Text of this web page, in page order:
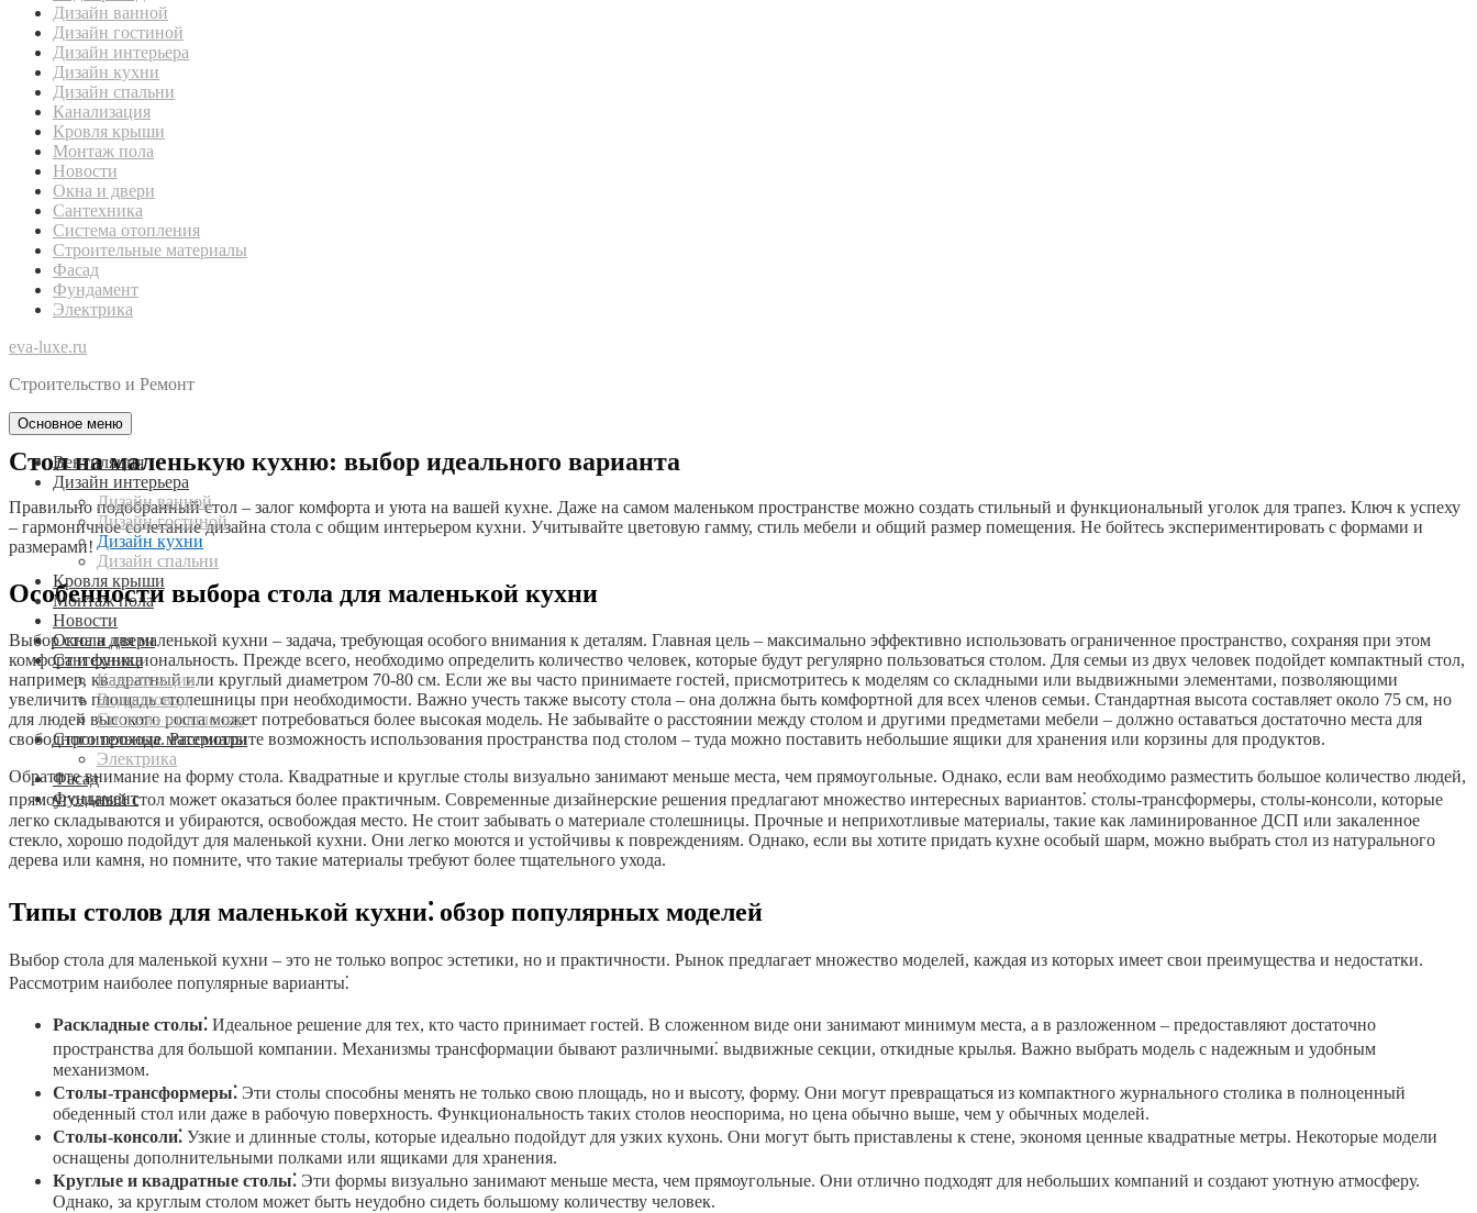
Дизайн ванной
Дизайн гостиной
Дизайн интерьера
Дизайн кухни
Дизайн спальни
Канализация
Кровля крыши
Монтаж пола
Новости
Окна и двери
Сантехника
Система отопления
Строительные материалы
Фасад
Фундамент
Электрика
eva-luxe.ru
Строительство и Ремонт
Основное меню
Вентиляция
Дизайн интерьера
Дизайн ванной
Дизайн гостиной
Дизайн кухни
Дизайн спальни
Кровля крыши
Монтаж пола
Новости
Окна и двери
Сантехника
Канализация
Водопровод
Система отопления
Строительные материалы
Электрика
Фасад
Фундамент
Стол на маленькую кухню: выбор идеального варианта
Правильно подобранный стол – залог комфорта и уюта на вашей кухне. Даже на самом маленьком пространстве можно создать стильный и функциональный уголок для трапез. Ключ к успеху
– гармоничное сочетание дизайна стола с общим интерьером кухни. Учитывайте цветовую гамму, стиль мебели и общий размер помещения. Не бойтесь экспериментировать с формами и
размерами!
Особенности выбора стола для маленькой кухни
Выбор стола для маленькой кухни – задача, требующая особого внимания к деталям. Главная цель – максимально эффективно использовать ограниченное пространство, сохраняя при этом
комфорт и функциональность. Прежде всего, необходимо определить количество человек, которые будут регулярно пользоваться столом. Для семьи из двух человек подойдет компактный стол,
например, квадратный или круглый диаметром 70-80 см. Если же вы часто принимаете гостей, присмотритесь к моделям со складными или выдвижными элементами, позволяющими
увеличить площадь столешницы при необходимости. Важно учесть также высоту стола – она должна быть комфортной для всех членов семьи. Стандартная высота составляет около 75 см, но
для людей высокого роста может потребоваться более высокая модель. Не забывайте о расстоянии между столом и другими предметами мебели – должно оставаться достаточно места для
свободного прохода. Рассмотрите возможность использования пространства под столом – туда можно поставить небольшие ящики для хранения или корзины для продуктов.
Обратите внимание на форму стола. Квадратные и круглые столы визуально занимают меньше места, чем прямоугольные. Однако, если вам необходимо разместить большое количество людей,
прямоугольный стол может оказаться более практичным. Современные дизайнерские решения предлагают множество интересных вариантов⁚ столы-трансформеры, столы-консоли, которые
легко складываются и убираются, освобождая место. Не стоит забывать о материале столешницы. Прочные и неприхотливые материалы, такие как ламинированное ДСП или закаленное
стекло, хорошо подойдут для маленькой кухни. Они легко моются и устойчивы к повреждениям. Однако, если вы хотите придать кухне особый шарм, можно выбрать стол из натурального
дерева или камня, но помните, что такие материалы требуют более тщательного ухода.
Типы столов для маленькой кухни⁚ обзор популярных моделей
Выбор стола для маленькой кухни – это не только вопрос эстетики, но и практичности. Рынок предлагает множество моделей, каждая из которых имеет свои преимущества и недостатки.
Рассмотрим наиболее популярные варианты⁚
Раскладные столы⁚ Идеальное решение для тех, кто часто принимает гостей. В сложенном виде они занимают минимум места, а в разложенном – предоставляют достаточно
пространства для большой компании. Механизмы трансформации бывают различными⁚ выдвижные секции, откидные крылья. Важно выбрать модель с надежным и удобным
механизмом.
Столы-трансформеры⁚ Эти столы способны менять не только свою площадь, но и высоту, форму. Они могут превращаться из компактного журнального столика в полноценный
обеденный стол или даже в рабочую поверхность. Функциональность таких столов неоспорима, но цена обычно выше, чем у обычных моделей.
Столы-консоли⁚ Узкие и длинные столы, которые идеально подойдут для узких кухонь. Они могут быть приставлены к стене, экономя ценные квадратные метры. Некоторые модели
оснащены дополнительными полками или ящиками для хранения.
Круглые и квадратные столы⁚ Эти формы визуально занимают меньше места, чем прямоугольные. Они отлично подходят для небольших компаний и создают уютную атмосферу.
Однако, за круглым столом может быть неудобно сидеть большому количеству человек.